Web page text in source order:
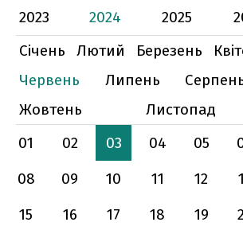
2023
2024 2025
Січень
Лютий Березень
Червень
Липень
Жовтень
Листопад
01
02 03 04 05
08
09 10 11 12
15
16 17 18 19